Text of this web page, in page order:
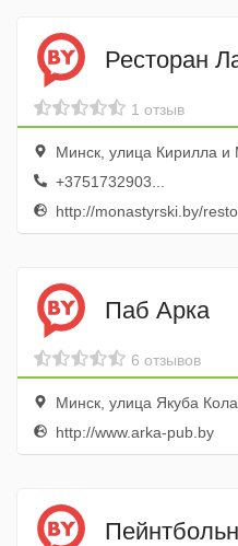
Ресторан
1 отзыв
Минск, улица Кирилла и
+3751732903...
http://monastyrski.by/
Паб Арка
6 отзывов
Минск, улица Якуба
http://www.arka-pub.by